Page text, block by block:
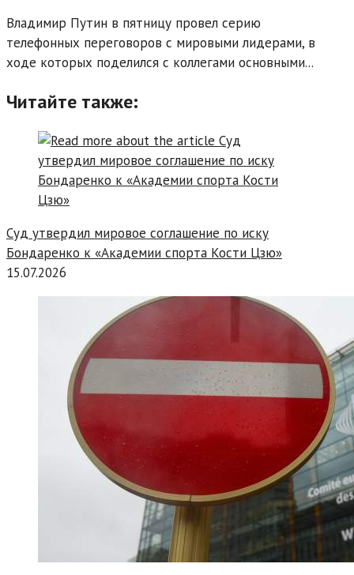
Владимир Путин в пятницу провел серию
телефонных переговоров с мировыми лидерами, в
ходе которых поделился с коллегами основными...
Читайте также:
Суд утвердил мировое соглашение по иску
Бондаренко к «Академии спорта Кости Цзю»
15.07.2026